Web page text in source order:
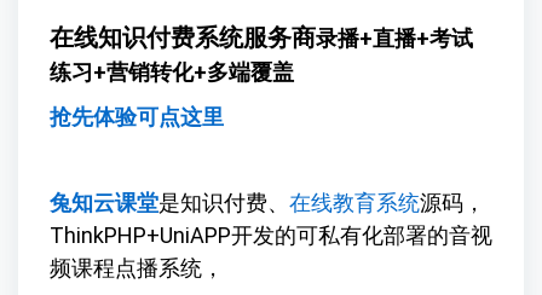
在线知识付费系统服务商录播+直播+考试
练习+营销转化+多端覆盖
抢先体验可点这里
兔知云课堂是知识付费、 在线教育系统源码，
ThinkPHP+UniAPP开发的可私有化部署的音视
频课程点播系统，